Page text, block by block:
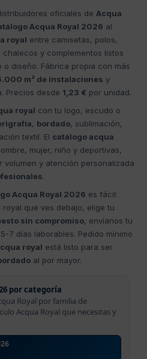
oficiales de Acqua
Acqua Royal 2026 al
royal entre camisetas, polos,
y complementos listos
diseño. Fábrica propia con más
m² de instalaciones y
Precios desde 1,23 € por unidad.
royal con tu logo, escudo o
, bordado, sublimación,
textil. El catálogo acqua
mujer, niño y deportivas,
y atención personalizada
.
Acqua Royal 2026 es fácil:
que ves debajo, elige tu
sin compromiso, envíanos tu
7 días laborables. Pedido mínimo
royal está listo para ser
al por mayor.
por categoría
Royal por familia de
Acqua Royal que necesitas y